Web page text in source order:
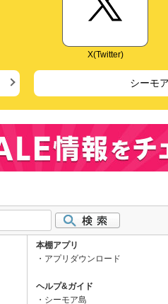
X(Twitter)
シーモ
本棚アプリ
アプリダウンロード
ヘルプ&ガイド
シーモア島